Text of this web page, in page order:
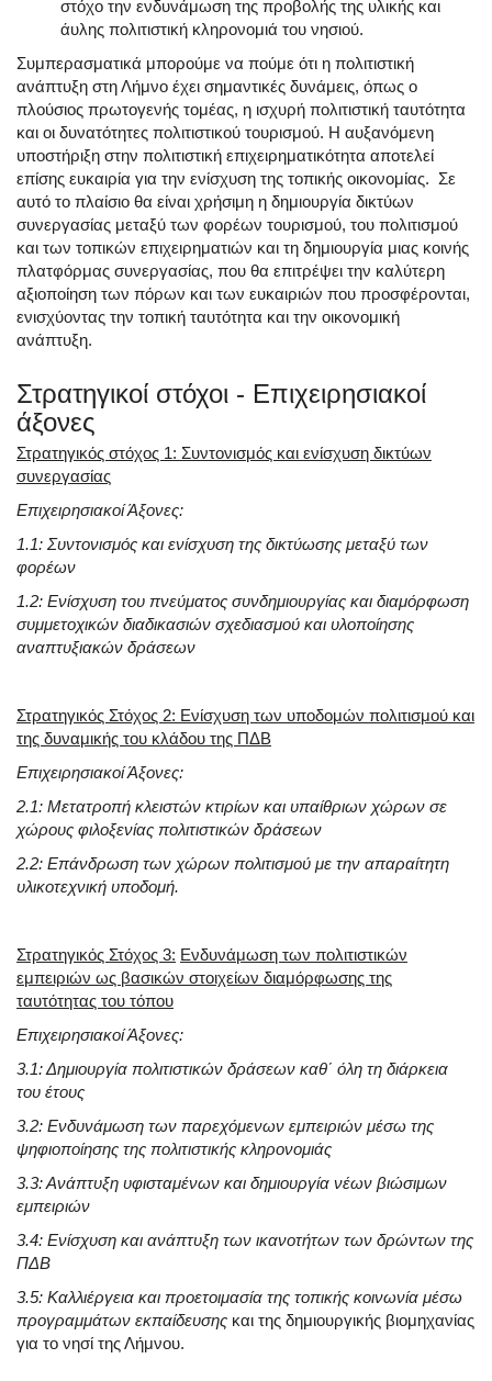
στόχο την ενδυνάμωση της προβολής της υλικής και
άυλης πολιτιστική κληρονομιά του νησιού.
Συμπερασματικά μπορούμε να πούμε ότι η πολιτιστική
ανάπτυξη στη Λήμνο έχει σημαντικές δυνάμεις, όπως ο
πλούσιος πρωτογενής τομέας, η ισχυρή πολιτιστική ταυτότητα
και οι δυνατότητες πολιτιστικού τουρισμού. Η αυξανόμενη
υποστήριξη στην πολιτιστική επιχειρηματικότητα αποτελεί
επίσης ευκαιρία για την ενίσχυση της τοπικής οικονομίας. Σε
αυτό το πλαίσιο θα είναι χρήσιμη η δημιουργία δικτύων
συνεργασίας μεταξύ των φορέων τουρισμού, του πολιτισμού
και των τοπικών επιχειρηματιών και τη δημιουργία μιας κοινής
πλατφόρμας συνεργασίας, που θα επιτρέψει την καλύτερη
αξιοποίηση των πόρων και των ευκαιριών που προσφέρονται,
ενισχύοντας την τοπική ταυτότητα και την οικονομική
ανάπτυξη.
Στρατηγικοί στόχοι - Επιχειρησιακοί
άξονες
Στρατηγικός στόχος 1: Συντονισμός και ενίσχυση δικτύων
συνεργασίας
Επιχειρησιακοί Άξονες:
1.1: Συντονισμός και ενίσχυση της δικτύωσης μεταξύ των
φορέων
1.2: Ενίσχυση του πνεύματος συνδημιουργίας και διαμόρφωση
συμμετοχικών διαδικασιών σχεδιασμού και υλοποίησης
αναπτυξιακών δράσεων
Στρατηγικός Στόχος 2: Ενίσχυση των υποδομών πολιτισμού και
της δυναμικής του κλάδου της ΠΔΒ
Επιχειρησιακοί Άξονες:
2.1: Μετατροπή κλειστών κτιρίων και υπαίθριων χώρων σε
χώρους φιλοξενίας πολιτιστικών δράσεων
2.2: Επάνδρωση των χώρων πολιτισμού με την απαραίτητη
υλικοτεχνική υποδομή.
Στρατηγικός Στόχος 3: Ενδυνάμωση των πολιτιστικών
εμπειριών ως βασικών στοιχείων διαμόρφωσης της
ταυτότητας του τόπου
Επιχειρησιακοί Άξονες:
3.1: Δημιουργία πολιτιστικών δράσεων καθ΄ όλη τη διάρκεια
του έτους
3.2: Ενδυνάμωση των παρεχόμενων εμπειριών μέσω της
ψηφιοποίησης της πολιτιστικής κληρονομιάς
3.3: Ανάπτυξη υφισταμένων και δημιουργία νέων βιώσιμων
εμπειριών
3.4: Ενίσχυση και ανάπτυξη των ικανοτήτων των δρώντων της
ΠΔΒ
3.5: Καλλιέργεια και προετοιμασία της τοπικής κοινωνία μέσω
προγραμμάτων εκπαίδευσης και της δημιουργικής βιομηχανίας
για το νησί της Λήμνου.